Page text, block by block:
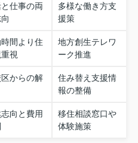
仕事の両
多様な働き方支
援策
間より住
視
地方創生テレワ
ーク推進
からの解
住み替え支援情
報の整備
志向と費用
移住相談窓口や
体験施策